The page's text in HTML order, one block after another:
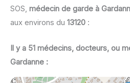
SOS, médecin de garde à
aux environs du 13120 :
Il y a 51 médecins, docteurs, ou
Gardanne :